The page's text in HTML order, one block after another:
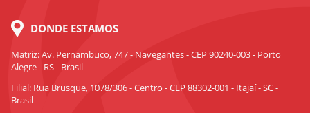
DONDE ESTAMOS
Matriz: Av. Pernambuco, 747 - Navegantes - CEP 90240-003 - Porto
Alegre - RS - Brasil
Filial: Rua Brusque, 1078/306 - Centro - CEP 88302-001 - Itajaí - SC -
Brasil